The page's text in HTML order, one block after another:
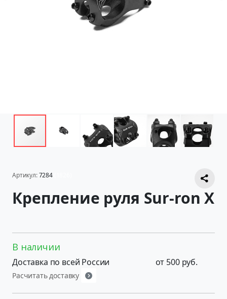
Артикул:7284
Крепление руля Sur-ron X
В наличии
Доставка по всей России
Расчитать доставку
от 500 руб.